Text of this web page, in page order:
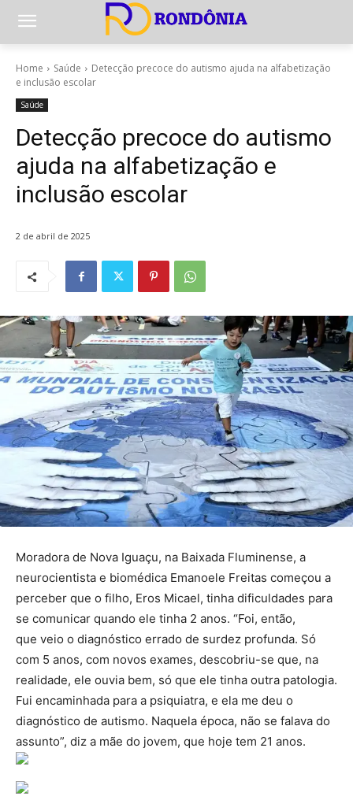
Home Saúde
Detecção precoce do autismo ajuda na alfabetização
e inclusão escolar
Saúde
Detecção precoce do autismo
ajuda na alfabetização e
inclusão escolar
2 de abril de 2025
Moradora de Nova Iguaçu, na Baixada Fluminense, a
neurocientista e biomédica Emanoele Freitas começou a
perceber que o filho, Eros Micael, tinha dificuldades para
se comunicar quando ele tinha 2 anos. “Foi, então,
que veio o diagnóstico errado de surdez profunda. Só
com 5 anos, com novos exames, descobriu-se que, na
realidade, ele ouvia bem, só que ele tinha outra patologia.
Fui encaminhada para a psiquiatra, e ela me deu o
diagnóstico de autismo. Naquela época, não se falava do
assunto”, diz a mãe do jovem, que hoje tem 21 anos.